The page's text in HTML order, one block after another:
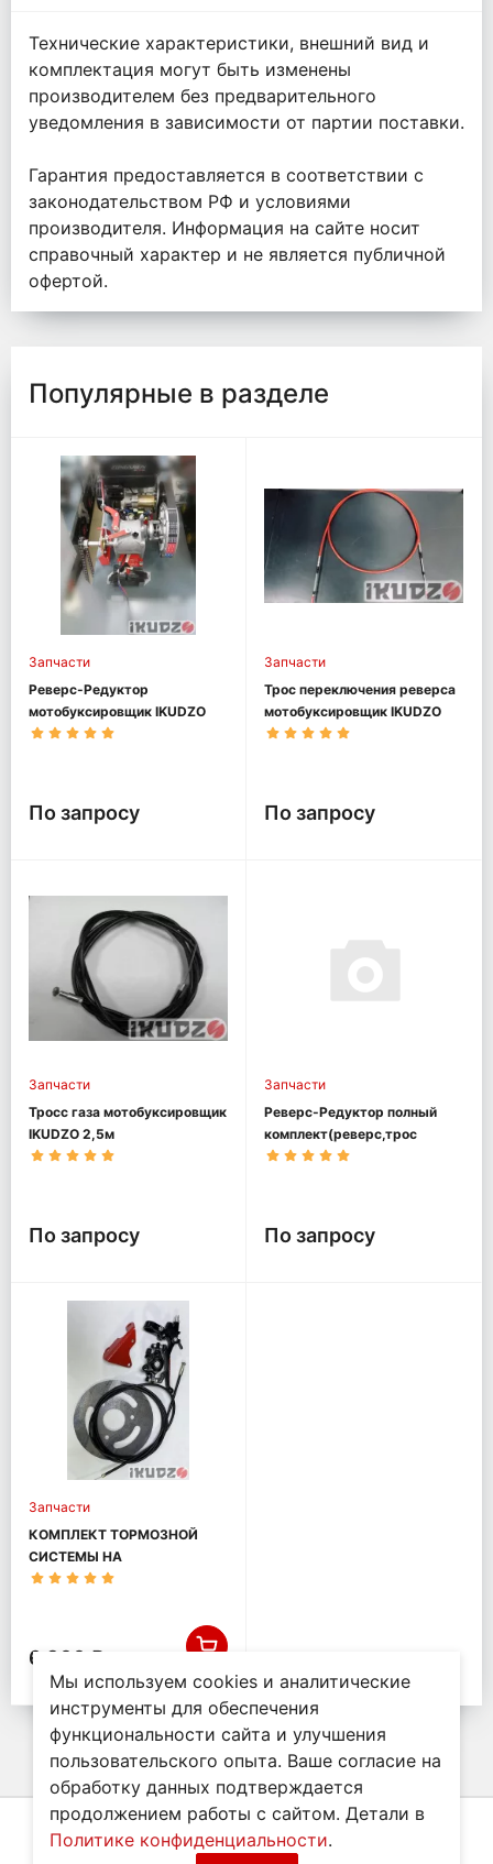
Технические характеристики, внешний вид и
комплектация могут быть изменены
производителем без предварительного
уведомления в зависимости от партии поставки.
Гарантия предоставляется в соответствии с
законодательством РФ и условиями
производителя. Информация на сайте носит
справочный характер и не является публичной
офертой.
Популярные в разделе
Запчасти
Реверс-Редуктор
мотобуксировщик IKUDZO
По запросу
Запчасти
Трос переключения реверса
мотобуксировщик IKUDZO
По запросу
Запчасти
Тросс газа мотобуксировщик
IKUDZO 2,5м
По запросу
Запчасти
Реверс-Редуктор полный
комплект(реверс,трос
ревер., ручка)
По запросу
Запчасти
КОМПЛЕКТ ТОРМОЗНОЙ
СИСТЕМЫ НА
МОТОБУКСИРОВЩИК
6 300 ₽
Мы используем cookies и аналитические
инструменты для обеспечения
функциональности сайта и улучшения
пользовательского опыта. Ваше согласие на
обработку данных подтверждается
продолжением работы с сайтом. Детали в
Политике конфиденциальности.